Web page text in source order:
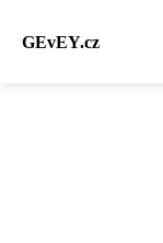
GEvEY.cz